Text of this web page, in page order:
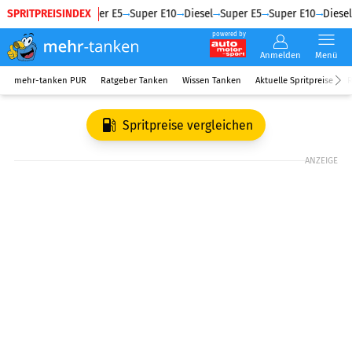
SPRITPREISINDEX
Diesel Super E5 Super E10 Diesel Super E5 Super E10 Diesel
powered by
Anmelden Menü
mehr-tanken PUR Ratgeber Tanken Wissen Tanken Aktuelle Spritpreise
Spritpreise vergleichen
ANZEIGE